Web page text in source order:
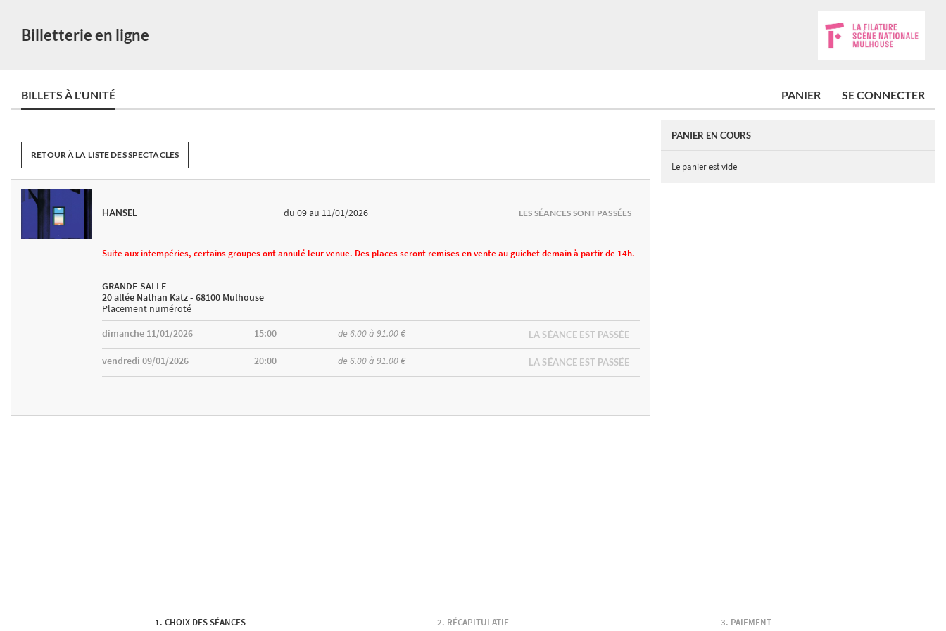
Billetterie en ligne
BILLETS À L'UNITÉ PANIER SE CONNECTER
RETOUR À LA LISTE DES SPECTACLES
HANSEL du 09au 11/01/2026 LES SÉANCES SONT PASSÉES
Suite aux intempéries, certains groupes ont annulé leur venue. Des places seront remises en vente au guichet demain à partir de 14h.
GRANDE SALLE
20 allée Nathan Katz - 68100 Mulhouse
Placement numéroté
dimanche 11/01/2026
15:00 de 6.00 à 91.00 € LA SÉANCE EST PASSÉE
vendredi 09/01/2026 20:00 de 6.00 à 91.00 € LA SÉANCE EST PASSÉE
PANIER EN COURS
Le panier est vide
CHOIX DES SÉANCES RÉCAPITULATIF PAIEMENT